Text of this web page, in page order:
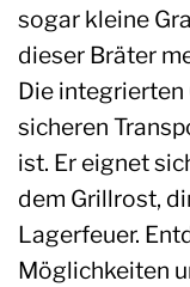
sogar kleine
dieser Bräter
Die
sicheren
ist. Er eignet
dem Grillrost,
Lagerfeuer.
Möglichkeiten